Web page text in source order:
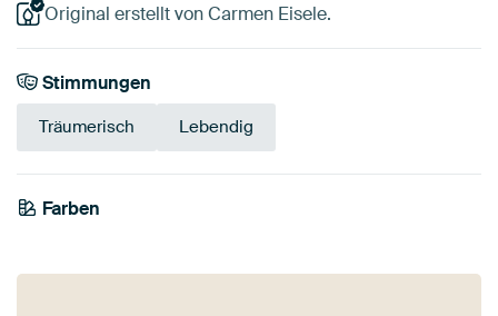
Original erstellt von Carmen Eisele.
Stimmungen
Träumerisch Lebendig
Farben
Grün
Mauve
Salbeigrün